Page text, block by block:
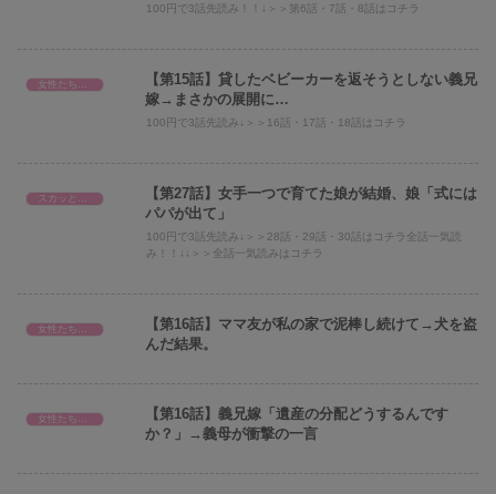
100円で3話先読み！！↓＞＞第6話・7話・8話はコチラ
女性たちのスカッと話
【第15話】貸したベビーカーを返そうとしない義兄
嫁→まさかの展開に…
100円で3話先読み↓＞＞16話・17話・18話はコチラ
【第27話】女手一つで育てた娘が結婚、娘「式には
パパが出て」
100円で3話先読み↓＞＞28話・29話・30話はコチラ全話一気読
み！！↓↓＞＞全話一気読みはコチラ
【第16話】ママ友が私の家で泥棒し続けて→犬を盗
んだ結果。
女性たちのスカッと話
【第16話】義兄嫁「遺産の分配どうするんです
か？」→義母が衝撃の一言